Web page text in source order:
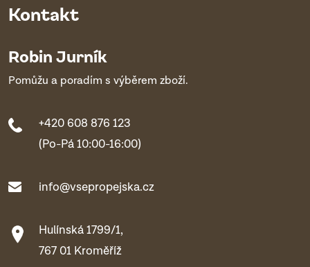
Kontakt
Robin Jurník
Pomůžu a poradím s výběrem zboží.
+420 608 876 123
(Po-Pá 10:00-16:00)
info@vsepropejska.cz
Hulínská 1799/1,
767 01 Kroměříž